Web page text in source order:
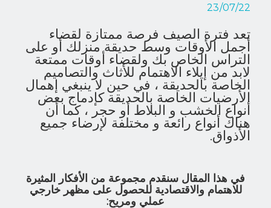
23/07/22
تعد فترة الصيف فرصة ممتازة لقضاء
أجمل الأوقات وسط حديقة منزلك أو على
التراس الخاص بك ولقضاء أوقات ممتعة
لابد من إيلاء الاهتمام للأثاث والتصاميم
الخاصة بالحديقة ، في حين لا ينبغي إهمال
الأرضيات الخاصة بالحديقة كإدماج بعض
أنواع الخشب و البلاط أو حجر ، كما أن
هناك أنواع رائعة و مختلفة لإرضاء جميع
الأذواق.
في هذا المقال سنقدم مجموعة من الأفكار المثيرة
للاهتمام والاقتصادية للحصول على مظهر خارجي
عملي ومريح: